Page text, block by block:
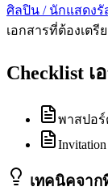
ศิลปิน / นักแสดงรั
เอกสารที่ต้องเตรี
Checklist เ
พาสปอร์
เทคนิคจาก